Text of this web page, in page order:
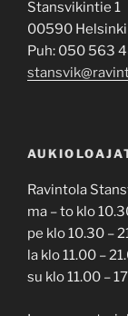
Stansvikintie 1
00590 Helsinki
Puh: 050 563
Ravintola
ma – to klo
pe klo 10.30 –
la klo 11.00 –
su klo 11.00 –